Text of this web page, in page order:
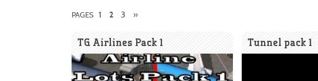
PAGES 1 2 3 »
TG Airlines Pack 1 Tunnel pack 1